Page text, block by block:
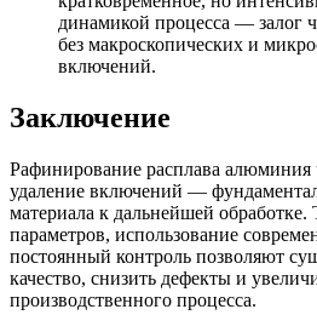
динамикой процесса — залог
без макроскопических и
включений.
Заключение
Рафинирование расплава алюминия
удаление включений —
материала к дальнейшей обработке.
параметров, использование
постоянный контроль позволяют
качество, снизить дефекты и
производственного процесса.